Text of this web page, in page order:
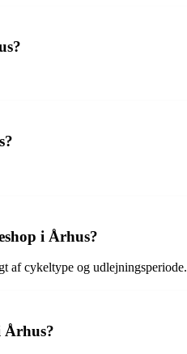
i Århus?
af cykeltype og udlejningsperiode.
Århus?